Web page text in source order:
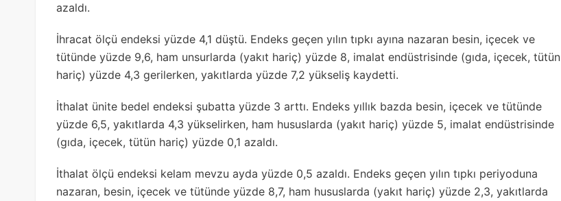
azaldı.
İhracat ölçü endeksi yüzde 4,1 düştü. Endeks geçen yılın tıpkı ayına nazaran besin, içecek ve
tütünde yüzde 9,6, ham unsurlarda (yakıt hariç) yüzde 8, imalat endüstrisinde (gıda, içecek, tütün
hariç) yüzde 4,3 gerilerken, yakıtlarda yüzde 7,2 yükseliş kaydetti.
İthalat ünite bedel endeksi şubatta yüzde 3 arttı. Endeks yıllık bazda besin, içecek ve tütünde
yüzde 6,5, yakıtlarda 4,3 yükselirken, ham hususlarda (yakıt hariç) yüzde 5, imalat endüstrisinde
(gıda, içecek, tütün hariç) yüzde 0,1 azaldı.
İthalat ölçü endeksi kelam mevzu ayda yüzde 0,5 azaldı. Endeks geçen yılın tıpkı periyoduna
nazaran, besin, içecek ve tütünde yüzde 8,7, ham hususlarda (yakıt hariç) yüzde 2,3, yakıtlarda